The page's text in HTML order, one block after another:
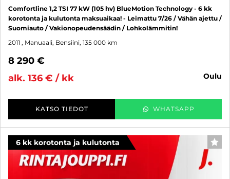
Comfortline 1,2 TSI 77 kW (105 hv) BlueMotion Technology - 6 kk
korotonta ja kulutonta maksuaikaa! - Leimattu 7/26 / Vähän ajettu /
Suomiauto / Vakionopeudensäädin / Lohkolämmitin!
2011 , Manuaali, Bensiini, 135 000 km
8 290 €
alk. 136 € / kk
oulu
KATSO TIEDOT WHATSAPP
6 kk korotonta ja kulutonta